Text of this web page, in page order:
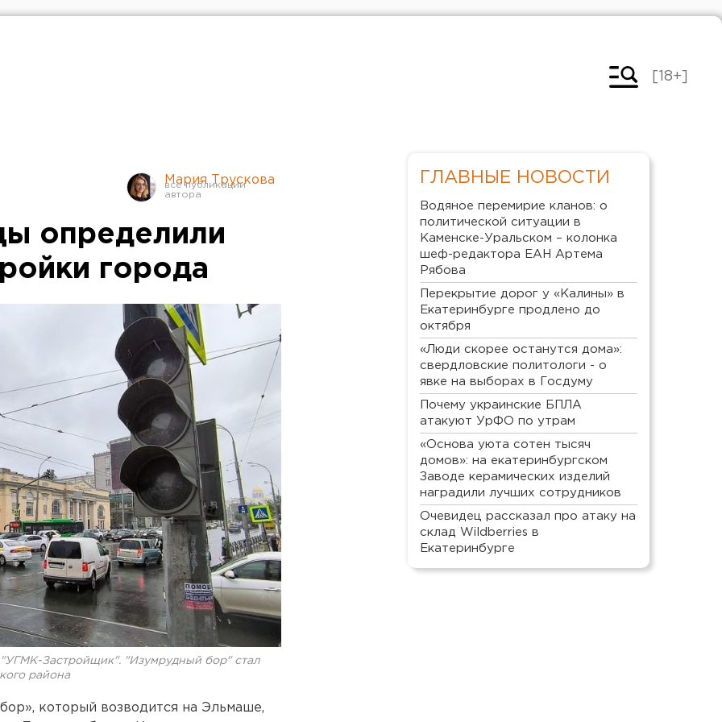
[18+]
Мария Трускова
определили
города
Застройщик". "Изумрудный бор" стал
района
который возводится на Эльмаше,
ГЛАВНЫЕ НОВОСТИ
Водяное перемирие кланов: о
политической ситуации в
Каменске-Уральском – колонка
шеф-редактора ЕАН Артема
Рябова
Перекрытие дорог у «Калины» в
Екатеринбурге продлено до
октября
«Люди скорее останутся дома»:
свердловские политологи - о
явке на выборах в Госдуму
Почему украинские БПЛА
атакуют УрФО по утрам
«Основа уюта сотен тысяч
домов»: на екатеринбургском
Заводе керамических изделий
наградили лучших сотрудников
Очевидец рассказал про атаку на
склад Wildberries в
Екатеринбурге